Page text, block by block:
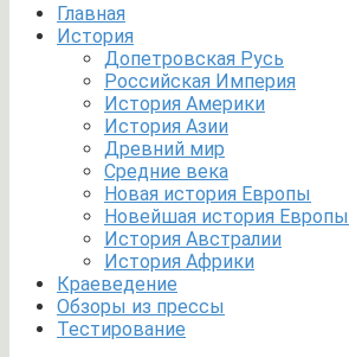
Главная
История
Допетровская Русь
Российская Империя
История Америки
История Азии
Древний мир
Средние века
Новая история Европы
Новейшая история Европы
История Австралии
История Африки
Краеведение
Обзоры из прессы
Тестирование